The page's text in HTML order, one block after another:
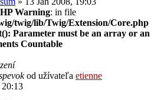
Warning: in file
twig/lib/Twig/Extension/Core.php
Parameter must be an array or an
Countable
od užívateľa etienne
20:13